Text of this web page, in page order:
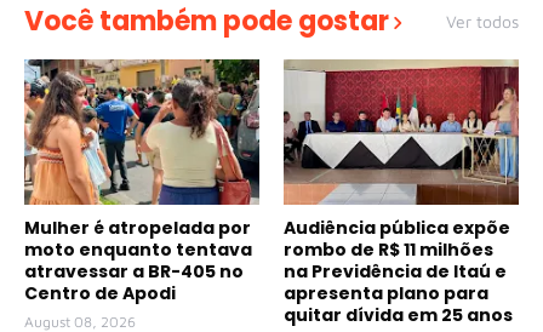
Você também pode gostar Ver todos
Mulher é atropelada por
moto enquanto tentava
atravessar a BR-405 no
Centro de Apodi
August 08, 2026
Audiência pública expõe
rombo de R$ 11 milhões
na Previdência de Itaú e
apresenta plano para
quitar dívida em 25 anos